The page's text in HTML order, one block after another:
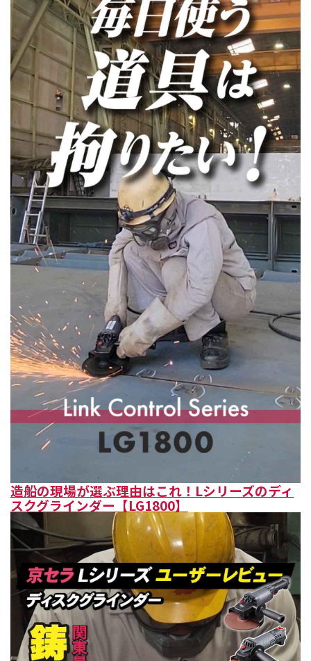
造船の現場が選ぶ理由はこれ！Lシリーズのディ
スクグラインダー【LG1800】